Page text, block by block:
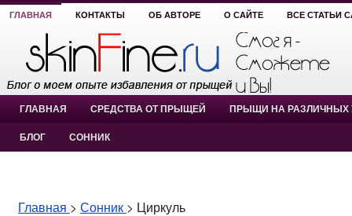
ГЛАВНАЯ КОНТАКТЫ ОБ АВТОРЕ О САЙТЕ ВСЕ СТАТЬИ
ГЛАВНАЯ СРЕДСТВА ОТ ПРЫЩЕЙ ПРЫЩИ НА РАЗЛИЧНЫХ
БЛОГ СОННИК
Главная > Сонник > Циркуль